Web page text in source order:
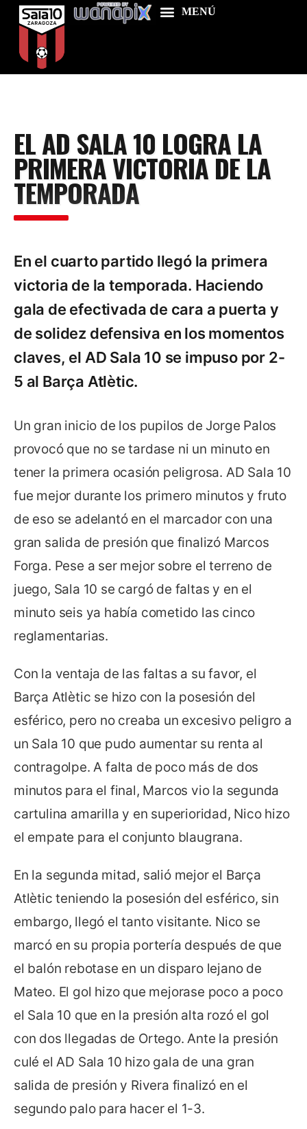
Food & Drink
Features
News
Contacts
EL AD SALA 10 LOGRA LA
PRIMERA VICTORIA DE LA
TEMPORADA
En el cuarto partido llegó la primera
victoria de la temporada. Haciendo
gala de efectivada de cara a puerta y
de solidez defensiva en los momentos
claves, el AD Sala 10 se impuso por 2-
5 al Barça Atlètic.
Un gran inicio de los pupilos de Jorge Palos
provocó que no se tardase ni un minuto en
tener la primera ocasión peligrosa. AD Sala 10
fue mejor durante los primero minutos y fruto
de eso se adelantó en el marcador con una
gran salida de presión que finalizó Marcos
Forga. Pese a ser mejor sobre el terreno de
juego, Sala 10 se cargó de faltas y en el
minuto seis ya había cometido las cinco
reglamentarias.
Con la ventaja de las faltas a su favor, el
Barça Atlètic se hizo con la posesión del
esférico, pero no creaba un excesivo peligro a
un Sala 10 que pudo aumentar su renta al
contragolpe. A falta de poco más de dos
minutos para el final, Marcos vio la segunda
cartulina amarilla y en superioridad, Nico hizo
el empate para el conjunto blaugrana.
En la segunda mitad, salió mejor el Barça
Atlètic teniendo la posesión del esférico, sin
embargo, llegó el tanto visitante. Nico se
marcó en su propia portería después de que
el balón rebotase en un disparo lejano de
Mateo. El gol hizo que mejorase poco a poco
el Sala 10 que en la presión alta rozó el gol
con dos llegadas de Ortego. Ante la presión
culé el AD Sala 10 hizo gala de una gran
salida de presión y Rivera finalizó en el
segundo palo para hacer el 1-3.